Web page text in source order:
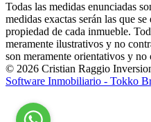
Todas las medidas enunciadas
medidas exactas serán las que
propiedad de cada inmueble.
meramente ilustrativos y no
son meramente orientativos y no
© 2026 Cristian Raggio
Software Inmobiliario - Tokko